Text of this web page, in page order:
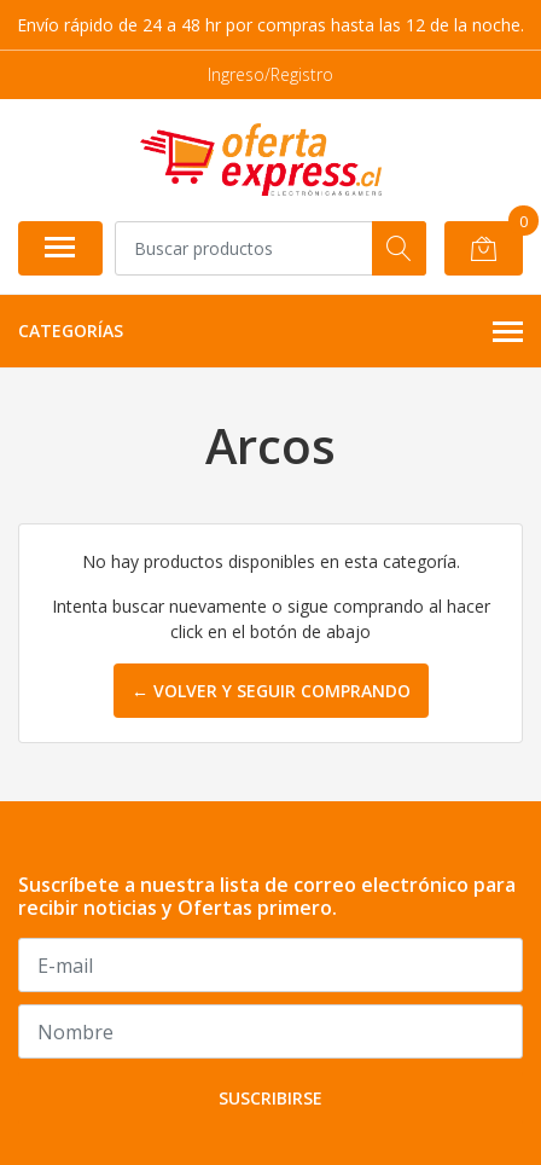
Envío rápido de 24 a 48 hr por compras hasta las 12 de la noche.
Ingreso/Registro
0
CATEGORÍAS
Arcos
No hay productos disponibles en esta categoría.
Intenta buscar nuevamente o sigue comprando al hacer
click en el botón de abajo
← VOLVER Y SEGUIR COMPRANDO
Suscríbete a nuestra lista de correo electrónico para
recibir noticias y Ofertas primero.
SUSCRIBIRSE